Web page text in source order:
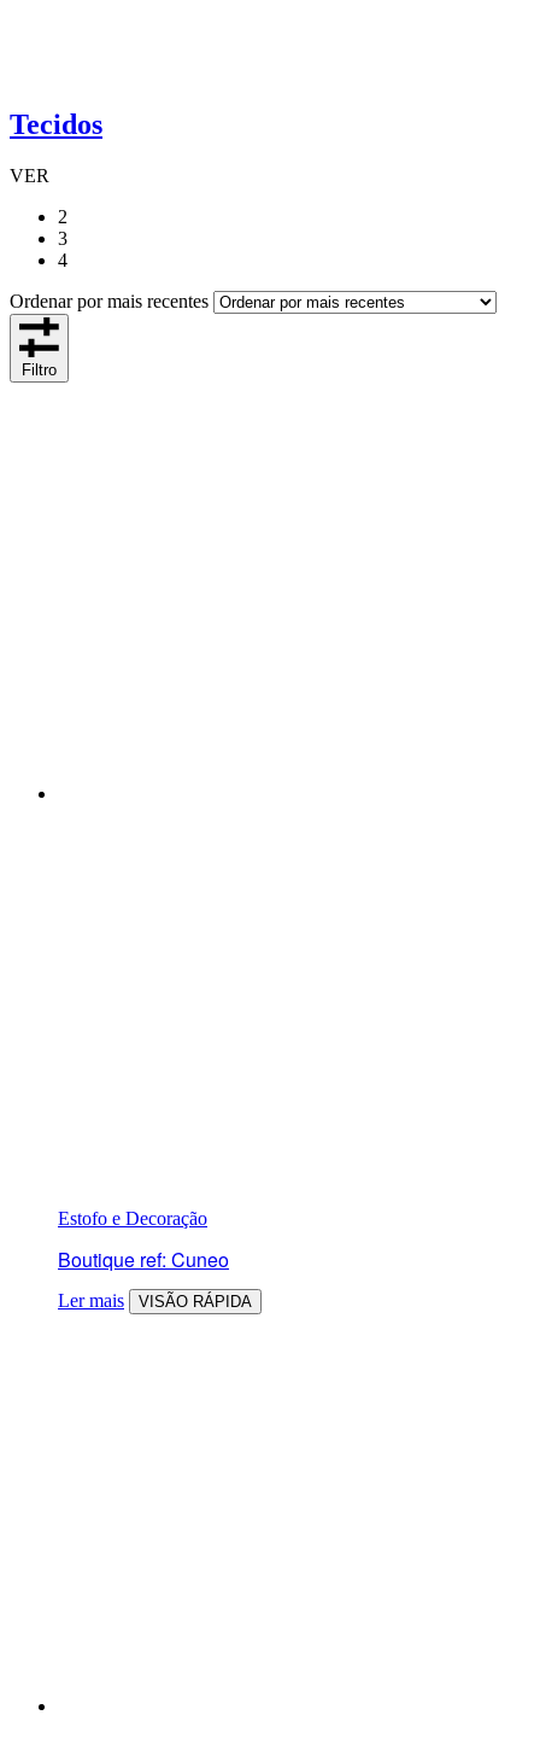
Tecidos
VER
2
3
4
Ordenar por mais recentes
Filtro
Estofo e Decoração
Boutique ref: Cuneo
Ler mais VISÃO RÁPIDA